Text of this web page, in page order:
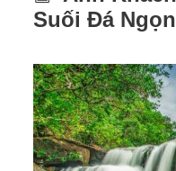
Suối Đá Ngọn